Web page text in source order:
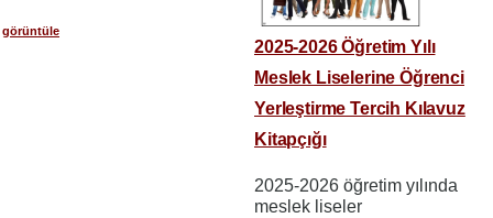
görüntüle
2025-2026 Öğretim Yılı
Meslek Liselerine Öğrenci
Yerleştirme Tercih Kılavuz
Kitapçığı
2025-2026 öğretim yılında
meslek liseler